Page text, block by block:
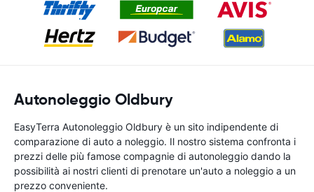
Autonoleggio Oldbury
EasyTerra Autonoleggio Oldbury è un sito indipendente di
comparazione di auto a noleggio. Il nostro sistema confronta i
prezzi delle più famose compagnie di autonoleggio dando la
possibilità ai nostri clienti di prenotare un'auto a noleggio a un
prezzo conveniente.